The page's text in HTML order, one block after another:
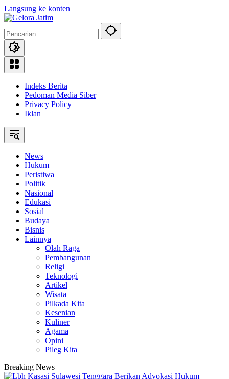
Langsung ke konten
Indeks Berita
Pedoman Media Siber
Privacy Policy
Iklan
News
Hukum
Peristiwa
Politik
Nasional
Edukasi
Sosial
Budaya
Bisnis
Lainnya
Olah Raga
Pembangunan
Religi
Teknologi
Artikel
Wisata
Pilkada Kita
Kesenian
Kuliner
Agama
Opini
Pileg Kita
Breaking News